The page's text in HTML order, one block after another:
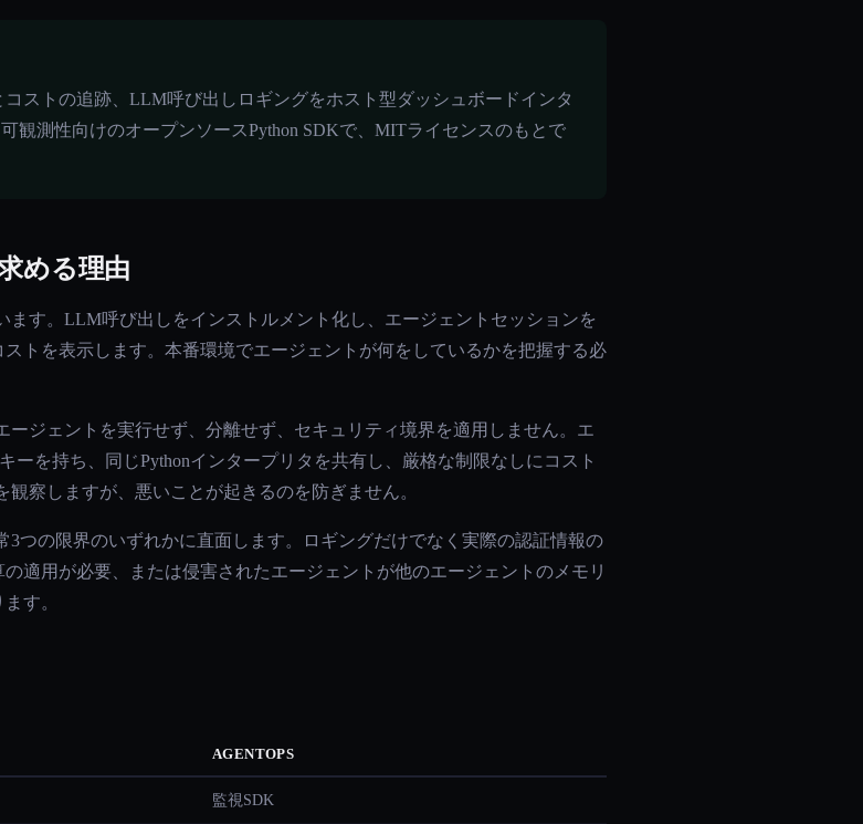
ストの追跡、LLM呼び出しロギングをホスト型ダッシュボードインタ
観測性向けのオープンソースPython SDKで、MITライセンスのもとで
める理由
ます。LLM呼び出しをインストルメント化し、エージェントセッションを
トを表示します。本番環境でエージェントが何をしているかを把握する必
ージェントを実行せず、分離せず、セキュリティ境界を適用しません。エ
ーを持ち、同じPythonインタープリタを共有し、厳格な制限なしにコスト
察しますが、悪いことが起きるのを防ぎません。
3つの限界のいずれかに直面します。ロギングだけでなく実際の認証情報の
適用が必要、または侵害されたエージェントが他のエージェントのメモリ
す。
AGENTOPS
監視SDK